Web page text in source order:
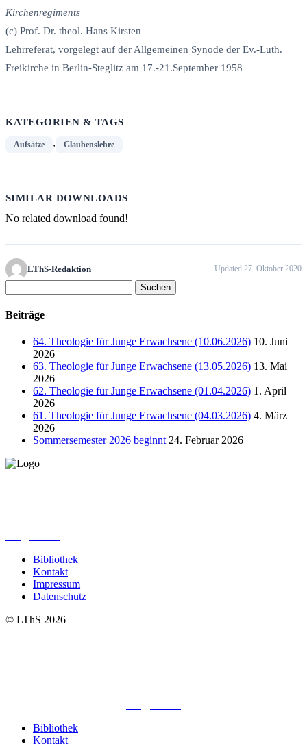
Kirchenregiments
(c) Prof. Dr. theol. Hans Kirsten
Lehrreferat, vorgelegt auf der Allgemeinen Synode der Ev.-Luth.
Freikirche in Berlin-Steglitz am 17.-21.September 1958
KATEGORIEN & TAGS
Aufsätze , Glaubenslehre
SIMILAR DOWNLOADS
No related download found!
LThS-Redaktion Updated 27. Oktober 2020
nach:
Beiträge
64. Theologie für Junge Erwachsene (10.06.2026) 10. Juni
2026
63. Theologie für Junge Erwachsene (13.05.2026) 13. Mai
2026
62. Theologie für Junge Erwachsene (01.04.2026) 1. April
2026
61. Theologie für Junge Erwachsene (04.03.2026) 4. März
2026
Sommersemester 2026 beginnt 24. Februar 2026
Bibliothek
Kontakt
Impressum
Datenschutz
© LThS 2026
Bibliothek
Kontakt